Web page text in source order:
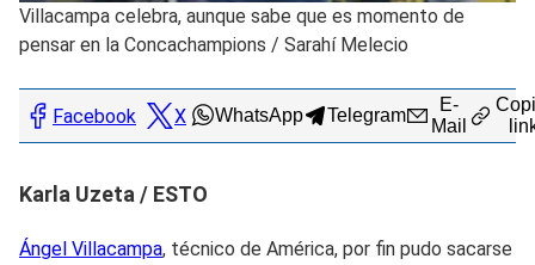
Villacampa celebra, aunque sabe que es momento de
pensar en la Concachampions / Sarahí Melecio
Facebook X WhatsApp Telegram
E-
Mail
Karla Uzeta / ESTO
Ángel Villacampa, técnico de América, por fin pudo sacarse